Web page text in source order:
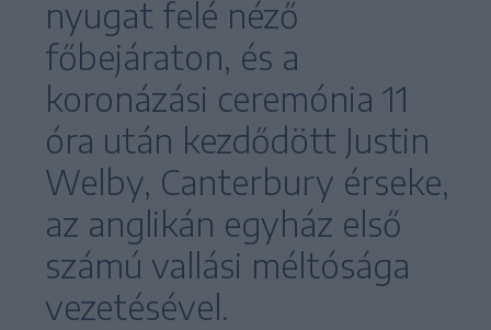
nyugat felé néző
főbejáraton, és a
koronázási ceremónia 11
óra után kezdődött Justin
Welby, Canterbury érseke,
az anglikán egyház első
számú vallási méltósága
vezetésével.